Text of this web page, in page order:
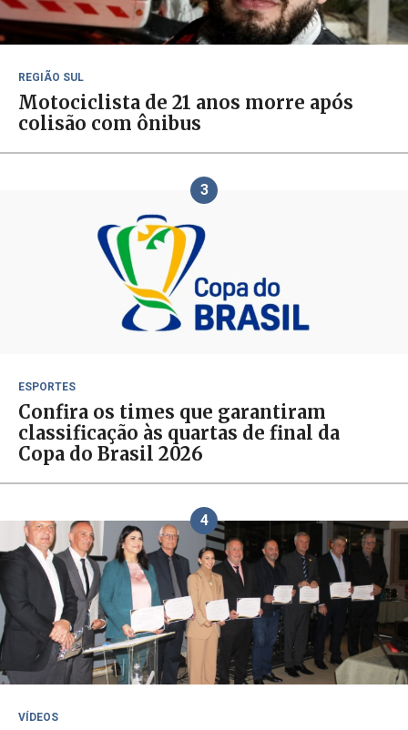
REGIÃO SUL
Motociclista de 21 anos morre após
colisão com ônibus
3
ESPORTES
Confira os times que garantiram
classificação às quartas de final da
Copa do Brasil 2026
4
VÍDEOS